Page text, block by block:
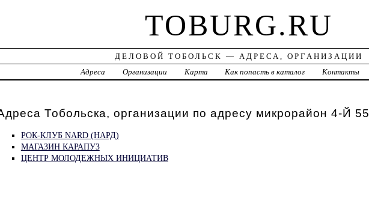
TOBURG.RU
ДЕЛОВОЙ ТОБОЛЬСК — АДРЕСА, ОРГАНИЗАЦИИ
Адреса
Организации Карта Как попасть в каталог Контакты
Тобольска, организации по адресу микрорайон 4-Й 55
РОК-КЛУБ NARD (НАРД)
МАГАЗИН КАРАПУЗ
ЦЕНТР МОЛОДЕЖНЫХ ИНИЦИАТИВ